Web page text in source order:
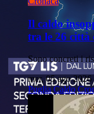
Il caldo
tra le 26 città
Sono concreti i
mer, 05 ago 2026
Puglia Caldo